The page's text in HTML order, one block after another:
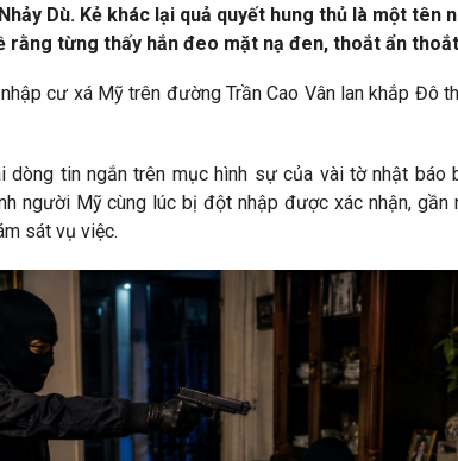
Dù. Kẻ khác lại quả quyết hung thủ là một tên
rằng từng thấy hắn đeo mặt nạ đen, thoắt ẩn
cư xá Mỹ trên đường Trần Cao Vân lan khắp Đô
dòng tin ngắn trên mục hình sự của vài tờ nhật báo
người Mỹ cùng lúc bị đột nhập được xác nhận,
sát vụ việc.